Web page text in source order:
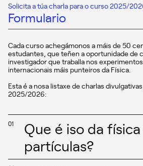
Solicita a túa charla para o curso 2025/
Formulario
Cada curso achegámonos a máis de 50
estudantes, que teñen a oportunidade de
investigador que traballa nos
internacionais máis punteiros da Física.
Esta é a nosa listaxe de charlas
2025/2026:
01
Que é iso da
partículas?